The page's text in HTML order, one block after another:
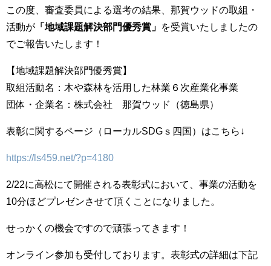
この度、審査委員による選考の結果、那賀ウッドの取組・
活動が 「地域課題解決部門優秀賞」
を受賞いたしましたの
でご報告いたします！
【地域課題解決部門優秀賞】
取組活動名：木や森林を活用した林業６次産業化事業
団体・企業名：株式会社 那賀ウッド（徳島県）
表彰に関するページ（ローカルSDGｓ四国）はこちら↓
https://ls459.net/?p=4180
2/22に高松にて開催される表彰式において、事業の活動を
10分ほどプレゼンさせて頂くことになりました。
せっかくの機会ですので頑張ってきます！
オンライン参加も受付しております。表彰式の詳細は下記